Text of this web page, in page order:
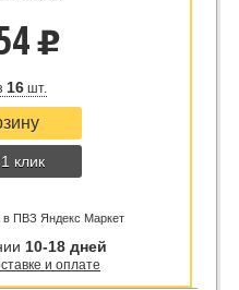
u
16шт.
клик
в ПВЗ Яндекс Маркет
10-18 дней
и оплате